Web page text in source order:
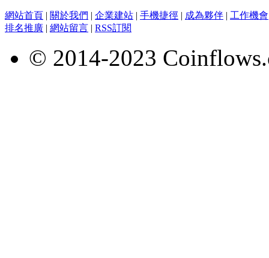
網站首頁 | 關於我們 | 企業建站 | 手機捷徑 | 成為夥伴 | 工作機會
排名推廣 | 網站留言 | RSS訂閱
© 2014-2023